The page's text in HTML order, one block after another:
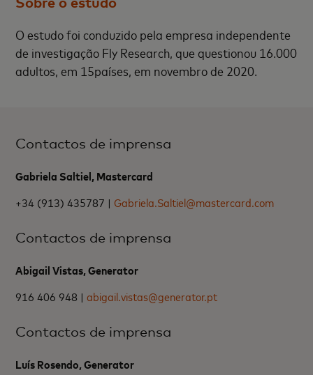
O estudo foi conduzido pela empresa independente
de investigação Fly Research, que questionou 16.000
adultos, em 15países, em novembro de 2020.
Contactos de imprensa
Gabriela Saltiel, Mastercard
+34 (913) 435787 | Gabriela.Saltiel@mastercard.com
Contactos de imprensa
Abigail Vistas, Generator
916 406 948 |abigail.vistas@generator.pt
Contactos de imprensa
Luís Rosendo, Generator